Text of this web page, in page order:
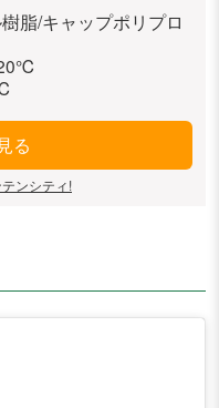
脂/キャップポリプロ
る
ンシティ!